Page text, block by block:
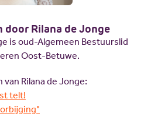
door Rilana de Jonge
is oud-Algemeen Bestuurslid
Oost-Betuwe.
van Rilana de Jonge:
telt!